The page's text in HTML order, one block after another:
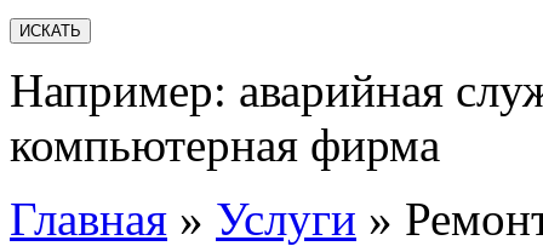
Например: аварийная
компьютерная фирма
Главная » Услуги »